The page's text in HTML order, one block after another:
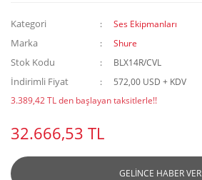
Kategori Ses Ekipmanları
Marka Shure
Stok Kodu BLX14R/CVL
İndirimli Fiyat
572,00 USD + KDV
3.389,42 TL den başlayan taksitlerle!!
32.666,53 TL
GELİNCE HABER VER